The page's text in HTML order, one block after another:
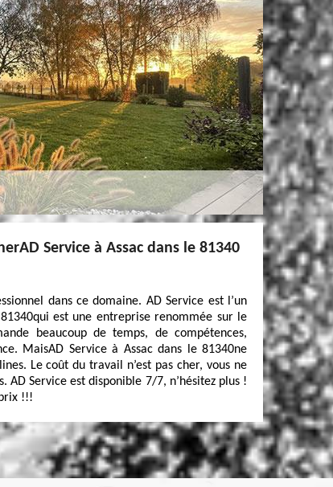
Service à Assac dans le 81340
dans ce domaine. AD Service est l’un
est une entreprise renommée sur le
beaucoup de temps, de compétences,
MaisAD Service à Assac dans le 81340ne
Le coût du travail n’est pas cher, vous ne
Service est disponible 7/7, n’hésitez plus !
!!!